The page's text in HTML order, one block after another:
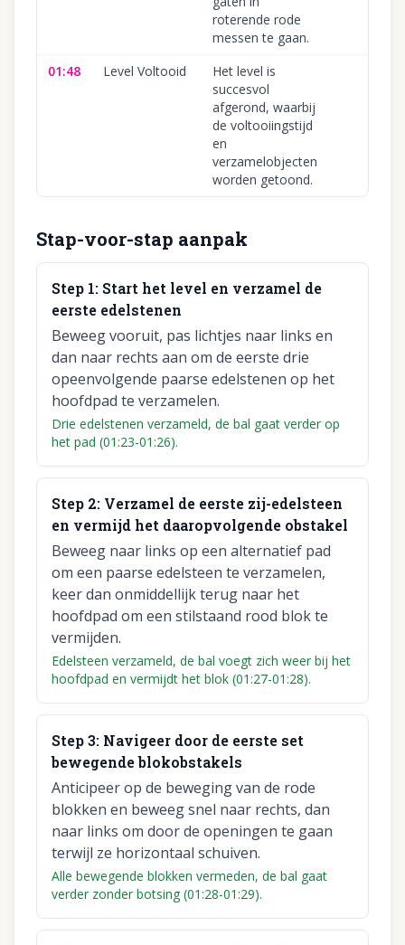
roterende rode
messen te gaan.
01:48
Level Voltooid
Het level is
succesvol
afgerond, waarbij
de voltooiingstijd
en
verzamelobjecten
worden getoond.
Stap-voor-stap aanpak
Step 1: Start het level en verzamel de
eerste edelstenen
Beweeg vooruit, pas lichtjes naar links en
dan naar rechts aan om de eerste drie
opeenvolgende paarse edelstenen op het
hoofdpad te verzamelen.
Drie edelstenen verzameld, de bal gaat verder op
het pad (01:23-01:26).
Step 2: Verzamel de eerste zij-edelsteen
en vermijd het daaropvolgende obstakel
Beweeg naar links op een alternatief pad
om een paarse edelsteen te verzamelen,
keer dan onmiddellijk terug naar het
hoofdpad om een stilstaand rood blok te
vermijden.
Edelsteen verzameld, de bal voegt zich weer bij het
hoofdpad en vermijdt het blok (01:27-01:28).
Step3: Navigeer door de eerste set
bewegende blokobstakels
Anticipeer op de beweging van de rode
blokken en beweeg snel naar rechts, dan
naar links om door de openingen te gaan
terwijl ze horizontaal schuiven.
Alle bewegende blokken vermeden, de bal gaat
verder zonder botsing (01:28-01:29).